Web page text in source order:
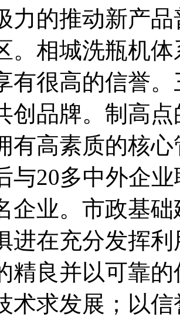
力的推动新产
。相城洗瓶机
有很高的信誉
创品牌。制高
有高素质的核
与20多中外企
企业。市政基
进在充分发挥
精良并以可靠
术求发展；以